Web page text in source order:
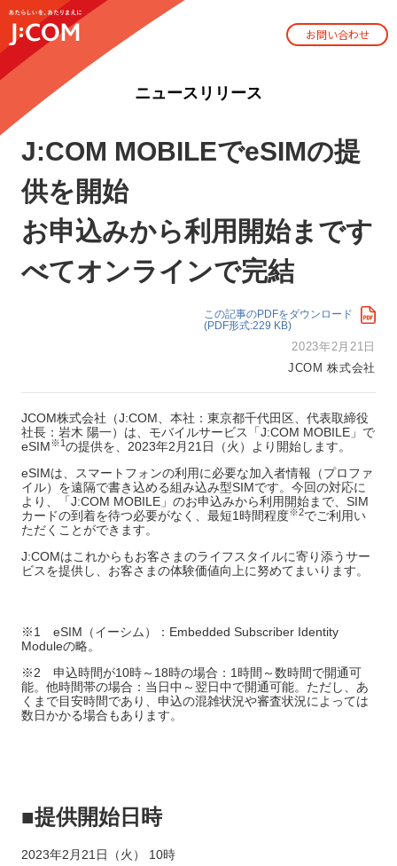
お問い合わせ
ニュースリリース
J:COM MOBILEでeSIMの提
供を開始
お申込みから利用開始まです
べてオンラインで完結
この記事のPDFをダウンロード
(PDF形式:229 KB)
2023年2月21日
JCOM 株式会社
JCOM株式会社（J:COM、本社：東京都千代田区、代表取締役
社長：岩木 陽一）は、モバイルサービス「J:COM MOBILE」で
eSIM※1の提供を、2023年2月21日（火）より開始します。
eSIMは、スマートフォンの利用に必要な加入者情報（プロファ
イル）を遠隔で書き込める組み込み型SIMです。今回の対応に
より、「J:COM MOBILE」のお申込みから利用開始まで、SIM
カードの到着を待つ必要がなく、最短1時間程度※2でご利用い
ただくことができます。
J:COMはこれからもお客さまのライフスタイルに寄り添うサー
ビスを提供し、お客さまの体験価値向上に努めてまいります。
※1 eSIM（イーシム）：Embedded Subscriber Identity
Moduleの略。
※2 申込時間が10時～18時の場合：1時間～数時間で開通可
能。他時間帯の場合：当日中～翌日中で開通可能。ただし、あ
くまで目安時間であり、申込の混雑状況や審査状況によっては
数日かかる場合もあります。
■提供開始日時
2023年2月21日（火） 10時